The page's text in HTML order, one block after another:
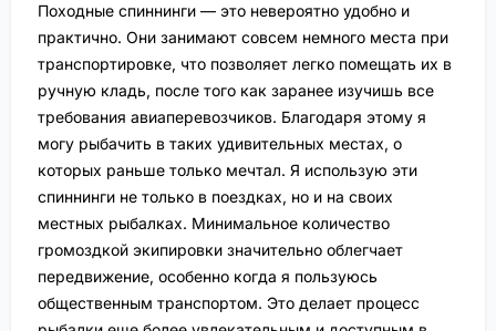
Походные спиннинги — это невероятно удобно и
практично. Они занимают совсем немного места при
транспортировке, что позволяет легко помещать их в
ручную кладь, после того как заранее изучишь все
требования авиаперевозчиков. Благодаря этому я
могу рыбачить в таких удивительных местах, о
которых раньше только мечтал. Я использую эти
спиннинги не только в поездках, но и на своих
местных рыбалках. Минимальное количество
громоздкой экипировки значительно облегчает
передвижение, особенно когда я пользуюсь
общественным транспортом. Это делает процесс